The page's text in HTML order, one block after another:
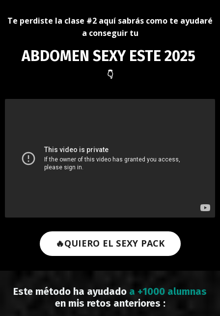
Te perdiste la clase #2 aquí sabrás como te ayudaré
a conseguir tu
ABDOMEN SEXY ESTE 2025
👇
🔥QUIERO EL SEXY PACK
Este método ha ayudado a +1000 alumnas
en mis retos anteriores :